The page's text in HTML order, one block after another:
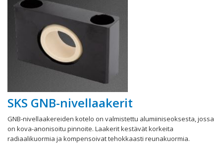
SKS GNB-nivellaakerit
GNB-nivellaakereiden kotelo on valmistettu alumiiniseoksesta, jossa
on kova-anonisoitu pinnoite. Laakerit kestävät korkeita
radiaalikuormia ja kompensoivat tehokkaasti reunakuormia.